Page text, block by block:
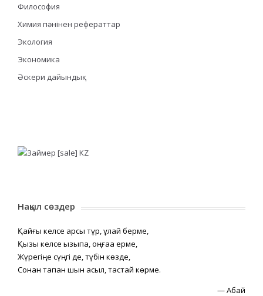
Философия
Химия пәнінен рефераттар
Экология
Экономика
Әскери дайындық
Нақыл сөздер
Қайғы келсе қарсы тұр, құлай берме,
Қызық келсе қызықпа, оңғаққа ерме,
Жүрегіңе сүңгі де, түбін көзде,
Сонан тапқан шын асыл, тастай көрме.
—Абай